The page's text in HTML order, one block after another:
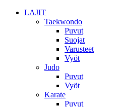
LAJIT
Taekwondo
Puvut
Suojat
Varusteet
Vyöt
Judo
Puvut
Vyöt
Karate
Puvut